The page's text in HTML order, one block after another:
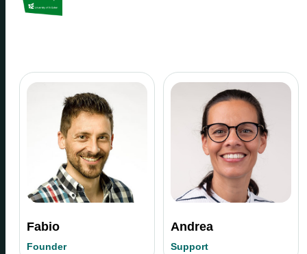
Fabio
Founder
Andrea
Support